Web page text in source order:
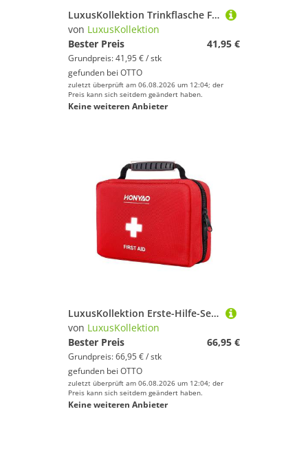
LuxusKollektion Trinkflasche Fahrradflasche 700ml 2er Pack Schwarz Grün/Rosa Violett
von LuxusKollektion
Bester Preis
41,95 €
Grundpreis: 41,95 € / stk
gefunden bei OTTO
zuletzt überprüft am 06.08.2026 um 12:04; der
Preis kann sich seitdem geändert haben.
Keine weiteren Anbieter
LuxusKollektion Erste-Hilfe-Set Erste Hilfe Set 222 Teile Tasche Reise Camping Wandern Rot Sport
von LuxusKollektion
Bester Preis
66,95 €
Grundpreis: 66,95 € / stk
gefunden bei OTTO
zuletzt überprüft am 06.08.2026 um 12:04; der
Preis kann sich seitdem geändert haben.
Keine weiteren Anbieter